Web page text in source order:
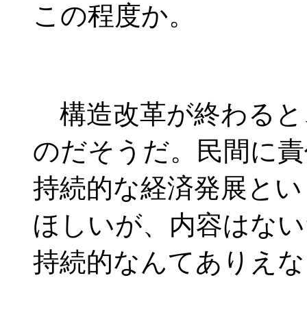
この程度か。
構造改革が終わると
のだそうだ。民間に
持続的な経済発展と
ほしいが、内容はな
持続的なんてありえ